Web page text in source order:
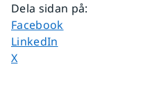
Dela sidan på:
Dela sidan på
Facebook
Dela sidan på
LinkedIn
Dela sidan på
X